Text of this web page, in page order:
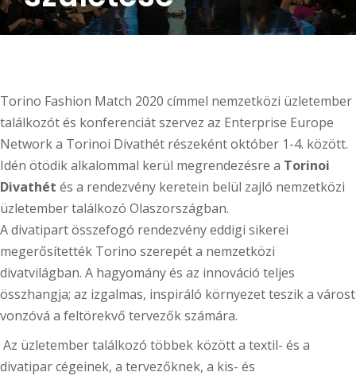
Torino Fashion Match 2020 címmel nemzetközi üzletember
találkozót és konferenciát szervez az Enterprise Europe
Network a Torinoi Divathét részeként október 1-4. között.
Idén ötödik alkalommal kerül megrendezésre a Torinoi
Divathét és a rendezvény keretein belül zajló nemzetközi
üzletember találkozó Olaszországban.
A divatipart összefogó rendezvény eddigi sikerei
megerősítették Torino szerepét a nemzetközi
divatvilágban. A hagyomány és az innováció teljes
összhangja; az izgalmas, inspiráló környezet teszik a várost
vonzóvá a feltörekvő tervezők számára.
Az üzletember találkozó többek között a textil- és a
divatipar cégeinek, a tervezőknek, a kis- és